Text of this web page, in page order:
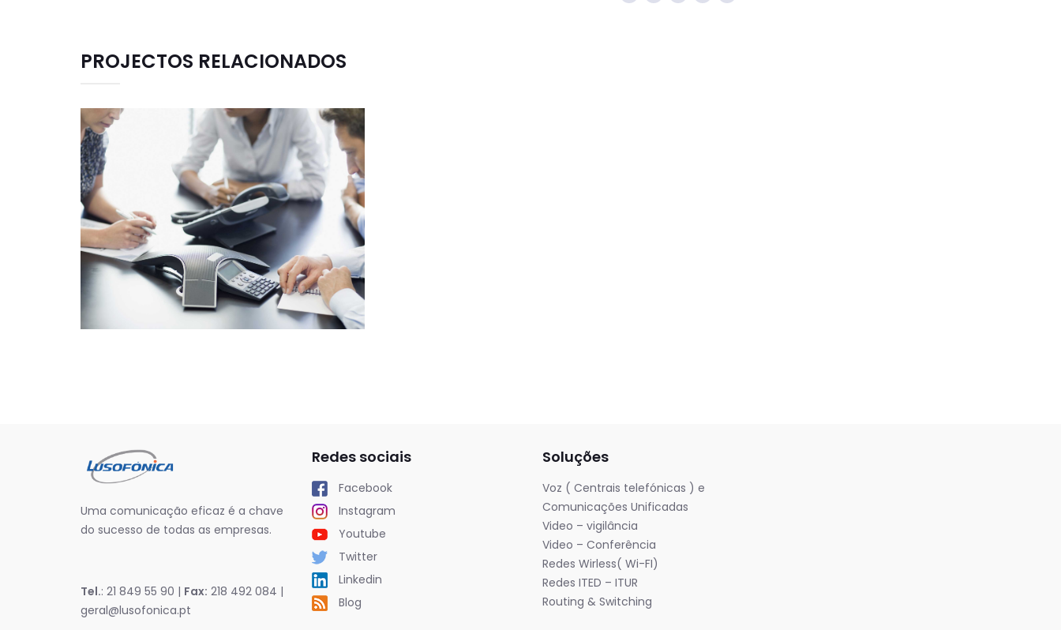
PROJECTOS RELACIONADOS
CENTRAL TELEFÓNICA ALCATEL
Data Center Fibra Óptica Sistema de Som
Telecomunicações Vídeo Vigilância Wireless
Uma comunicação eficaz é a chave
do sucesso de todas as empresas.
Tel.: 21 849 55 90 | Fax: 218 492 084 |
geral@lusofonica.pt
Redes sociais
Facebook
Instagram
Youtube
Twitter
Linkedin
Blog
Soluções
Voz ( Centrais telefónicas ) e
Comunicações Unificadas
Video – vigilância
Video – Conferência
Redes Wirless( Wi-FI)
Redes ITED – ITUR
Routing & Switching